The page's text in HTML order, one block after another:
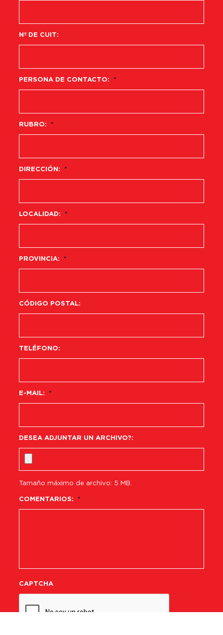
Nº DE CUIT:
PERSONA DE CONTACTO: *
RUBRO: *
DIRECCIÓN: *
LOCALIDAD: *
PROVINCIA: *
CÓDIGO POSTAL:
TELÉFONO:
E-MAIL: *
DESEA ADJUNTAR UN ARCHIVO?:
Tamaño máximo de archivo: 5 MB.
COMENTARIOS: *
CAPTCHA